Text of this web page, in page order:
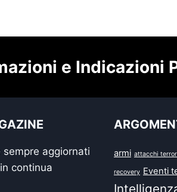
e Indicazioni
sempre aggiornati
continua
armi attacchi
recovery Eventi